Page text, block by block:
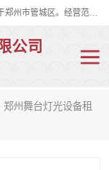
郑州道清文化传播有限公司成立于2015年，注册地位于郑州市管城区。经营范围包括会议及展览服务、庆典礼仪策划、企业形象策划、企业管理咨询、计算机图文设计、制作等。主要产品服务有：舞台桁架搭建，背景板搭建，灯光音响，雷亚舞台搭建、龙门架搭建、会议桌椅租赁、灯光音响租赁、空飘出租、气柱拱门租赁、喷绘写真制作、kt板制作。
公司
郑州舞台灯光设备租